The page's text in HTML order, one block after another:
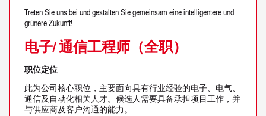
Treten Sie uns bei und gestalten Sie gemeinsam eine intelligentere und
grünere Zukunft!
电子/ 通信工程师（全职）
职位定位
此为公司核心职位，主要面向具有行业经验的电子、电气、
通信及自动化相关人才。候选人需要具备承担项目工作，并
与供应商及客户沟通的能力。